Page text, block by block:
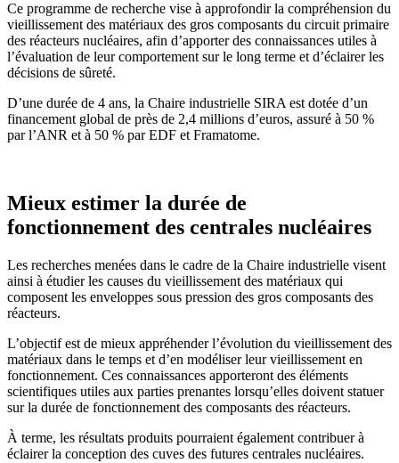
Ce programme de recherche vise à approfondir la compréhension du
vieillissement des matériaux des gros composants du circuit primaire
des réacteurs nucléaires, afin d’apporter des connaissances utiles à
l’évaluation de leur comportement sur le long terme et d’éclairer les
décisions de sûreté.
D’une durée de 4 ans, la Chaire industrielle SIRA est dotée d’un
financement global de près de 2,4 millions d’euros, assuré à 50 %
par l’ANR et à 50 % par EDF et Framatome.
Mieux estimer la durée de
fonctionnement des centrales nucléaires
Les recherches menées dans le cadre de la Chaire industrielle visent
ainsi à étudier les causes du vieillissement des matériaux qui
composent les enveloppes sous pression des gros composants des
réacteurs.
L’objectif est de mieux appréhender l’évolution du vieillissement des
matériaux dans le temps et d’en modéliser leur vieillissement en
fonctionnement. Ces connaissances apporteront des éléments
scientifiques utiles aux parties prenantes lorsqu’elles doivent statuer
sur la durée de fonctionnement des composants des réacteurs.
À terme, les résultats produits pourraient également contribuer à
éclairer la conception des cuves des futures centrales nucléaires.